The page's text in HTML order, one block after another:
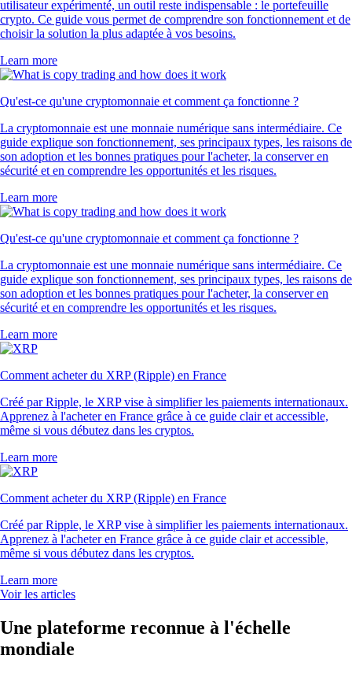
utilisateur expérimenté, un outil reste indispensable : le portefeuille
crypto. Ce guide vous permet de comprendre son fonctionnement et de
choisir la solution la plus adaptée à vos besoins.
Learn more
Qu'est-ce qu'une cryptomonnaie et comment ça fonctionne ?
La cryptomonnaie est une monnaie numérique sans intermédiaire. Ce
guide explique son fonctionnement, ses principaux types, les raisons de
son adoption et les bonnes pratiques pour l'acheter, la conserver en
sécurité et en comprendre les opportunités et les risques.
Learn more
Qu'est-ce qu'une cryptomonnaie et comment ça fonctionne ?
La cryptomonnaie est une monnaie numérique sans intermédiaire. Ce
guide explique son fonctionnement, ses principaux types, les raisons de
son adoption et les bonnes pratiques pour l'acheter, la conserver en
sécurité et en comprendre les opportunités et les risques.
Learn more
Comment acheter du XRP (Ripple) en France
Créé par Ripple, le XRP vise à simplifier les paiements internationaux.
Apprenez à l'acheter en France grâce à ce guide clair et accessible,
même si vous débutez dans les cryptos.
Learn more
Comment acheter du XRP (Ripple) en France
Créé par Ripple, le XRP vise à simplifier les paiements internationaux.
Apprenez à l'acheter en France grâce à ce guide clair et accessible,
même si vous débutez dans les cryptos.
Learn more
Voir les articles
Une plateforme reconnue à l'échelle
mondiale